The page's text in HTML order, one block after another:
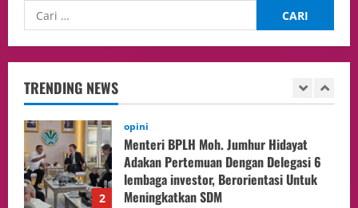
TRENDING NEWS
2
Adakan Pertemuan Dengan Delegasi 6
3
Health
Aliyuddin: Anak Indonesia di Luar Negeri
Harus Berprestasi, Berkarakter, dan
Menjaga Nama Baik Bangsa
05/08/2026